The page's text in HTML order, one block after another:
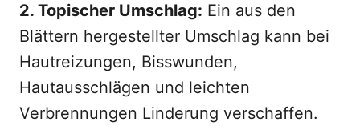
2. Topischer Umschlag: Ein aus den
Blättern hergestellter Umschlag kann bei
Hautreizungen, Bisswunden,
Hautausschlägen und leichten
Verbrennungen Linderung verschaffen.